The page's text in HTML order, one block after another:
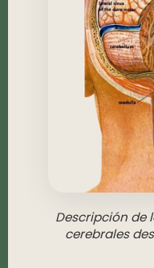
Descripción de
cerebrales